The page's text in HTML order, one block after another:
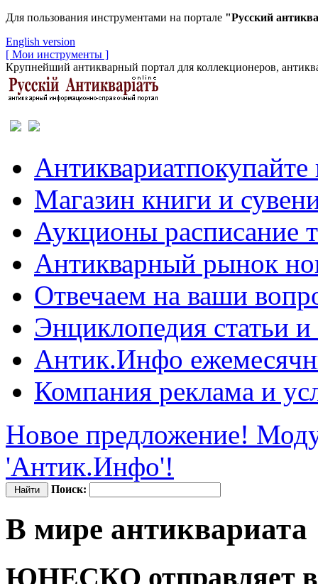
Для пользования инструментами на портале "Русский
English version
[ Мои инструменты ]
Крупнейший антикварный портал для коллекционеров,
Антиквариатпокупайте
Магазин книги и
Аукционы расписание
Антикварный рынок
Отвечаем на ваши
Энциклопедия статьи
Антик.Инфо
Компания реклама и
Новое предложение!
'Антик.Инфо'!
Поиск:
В мире антиквариата
ЮНЕСКО отправляет в